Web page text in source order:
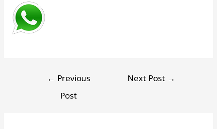
← Previous
Post
Next Post →